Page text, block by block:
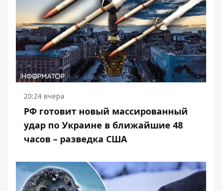
20:24 вчера
РФ готовит новый массированный
удар по Украине в ближайшие 48
часов – разведка США